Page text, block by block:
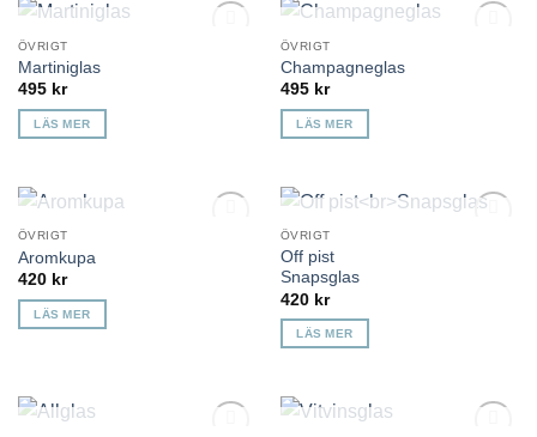
ÖVRIGT
Martiniglas
495 kr
LÄS MER
ÖVRIGT
Champagneglas
495 kr
LÄS MER
ÖVRIGT
Aromkupa
420 kr
LÄS MER
ÖVRIGT
Off pist
Snapsglas
420 kr
LÄS MER